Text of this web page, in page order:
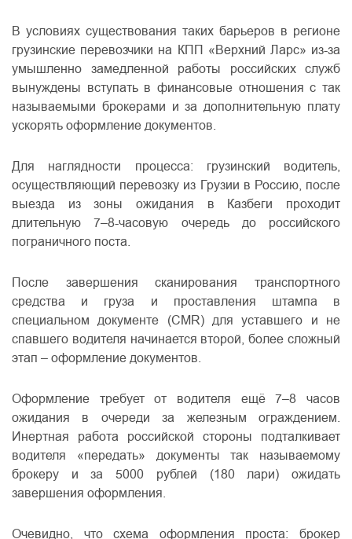
В условиях существования таких барьеров в регионе
грузинские перевозчики на КПП «Верхний Ларс» из-за
умышленно замедленной работы российских служб
вынуждены вступать в финансовые отношения с так
называемыми брокерами и за дополнительную плату
ускорять оформление документов.
Для наглядности процесса: грузинский водитель,
осуществляющий перевозку из Грузии в Россию, после
выезда из зоны ожидания в Казбеги проходит
длительную 7–8-часовую очередь до российского
пограничного поста.
После завершения сканирования транспортного
средства и груза и проставления штампа в
специальном документе (CMR) для уставшего и не
спавшего водителя начинается второй, более сложный
этап – оформление документов.
Оформление требует от водителя ещё 7–8 часов
ожидания в очереди за железным ограждением.
Инертная работа российской стороны подталкивает
водителя «передать» документы так называемому
брокеру и за 5000 рублей (180 лари) ожидать
завершения оформления.
Очевидно, что схема оформления проста: брокер